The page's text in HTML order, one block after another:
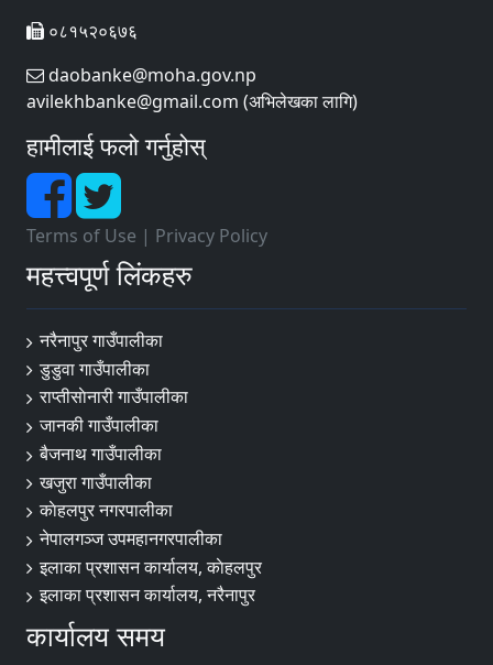
०८१५२०६७६
daobanke@moha.gov.np
avilekhbanke@gmail.com (अभिलेखका लागि)
हामीलाई फलो गर्नुहोस्
Terms of Use | Privacy Policy
महत्त्वपूर्ण लिंकहरु
नरैनापुर गाउँपालीका
डुडुवा गाउँपालीका
राप्तीसाेनारी गाउँपालीका
जानकी गाउँपालीका
बैजनाथ गाउँपालीका
खजुरा गाउँपालीका
काेहलपुर नगरपालीका
नेपालगञ्ज उपमहानगरपालीका
इलाका प्रशासन कार्यालय, काेहलपुर
इलाका प्रशासन कार्यालय, नरैनापुर
कार्यालय समय